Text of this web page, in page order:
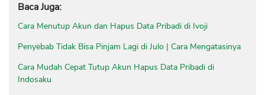
Baca Juga:
Cara Menutup Akun dan Hapus Data Pribadi di Ivoji
Penyebab Tidak Bisa Pinjam Lagi di Julo | Cara Mengatasinya
Cara Mudah Cepat Tutup Akun Hapus Data Pribadi di
Indosaku